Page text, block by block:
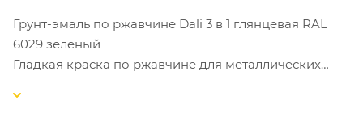
Грунт-эмаль по ржавчине Dali 3 в 1 глянцевая RAL
6029 зеленый
Гладкая краска по ржавчине для металлических